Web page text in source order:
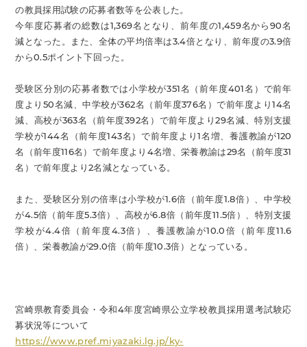
の教員採用試験の応募者数等を公表した。
今年度応募者の総数は1,369名となり、前年度の1,459名から90名
減となった。また、全体の平均倍率は3.4倍となり、前年度の3.9倍
から0.5ポイント下回った。
受験区分別の応募者数では小学校が351名（前年度401名）で前年
度より50名減、中学校が362名（前年度376名）で前年度より14名
減、高校が363名（前年度392名）で前年度より29名減、特別支援
学校が144名（前年度143名）で前年度より1名増、養護教諭が120
名（前年度116名）で前年度より4名増、栄養教諭は29名（前年度31
名）で前年度より2名減となっている。
また、受験区分別の倍率は小学校が1.6倍（前年度1.8倍）、中学校
が4.5倍（前年度5.3倍）、高校が6.8倍（前年度11.5倍）、特別支援
学校が4.4倍（前年度4.3倍）、養護教諭が10.0倍（前年度11.6
倍）、栄養教諭が29.0倍（前年度10.3倍）となっている。
宮崎県教育委員会・令和4年度宮崎県公立学校教員採用選考試験応
募状況等について
https://www.pref.miyazaki.lg.jp/ky-